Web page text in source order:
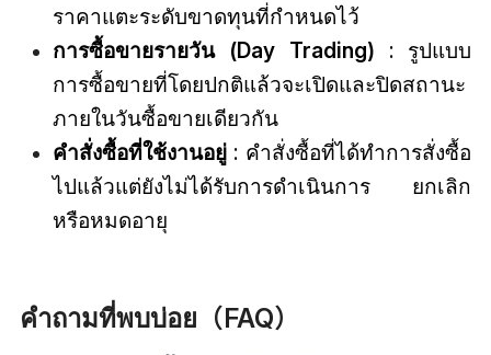
ราคาแตะระดับขาดทุนที่กำหนดไว้
การซื้อขายรายวัน (Day Trading) : รูปแบบ
การซื้อขายที่โดยปกติแล้วจะเปิดและปิดสถานะ
ภายในวันซื้อขายเดียวกัน
คำสั่งซื้อที่ใช้งานอยู่: คำสั่งซื้อที่ได้ทำการสั่งซื้อ
ไปแล้วแต่ยังไม่ได้รับการดำเนินการ ยกเลิก
หรือหมดอายุ
คำถามที่พบบ่อย（FAQ）